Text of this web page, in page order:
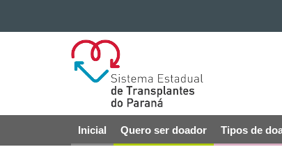
Ir para o conteúdo
Ir para a navegação
Ir para a busca
SISTEMA
ESTADUAL
DE
TRANSPLANTES
DO
PARANÁ
Navegação
Inicial Quero ser doador Tipos de